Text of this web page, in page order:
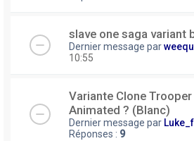
slave one saga variant
Dernier message par
10:55
Variante Clone Trooper
Animated ? (Blanc)
Dernier message par
Réponses : 9